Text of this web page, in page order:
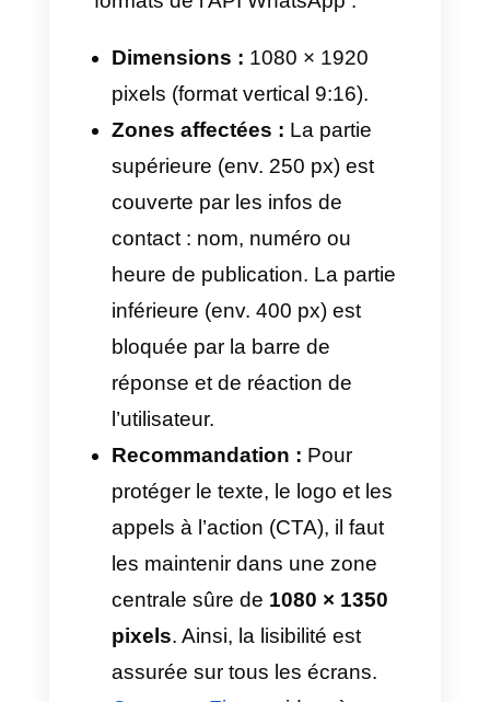
tel qu’il a été exporté ou
généré, la qualité originale est
conservée.
Meilleure capacité :
d’envoyer des catalogues
volumineux, des contrats
longs ou des dossiers
compressés en un seul
message.
Pas d’aperçu :Le client ne
verra qu’un carré gris avec le
nom du fichier. Ex.
contrat_2026.pdf. L’absence
d’aperçu peut nuire à l’intérêt